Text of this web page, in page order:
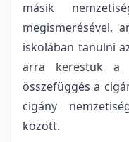
másik
megismerésével,
iskolában tanulni
arra kerestük a
összefüggés a
cigány
között.